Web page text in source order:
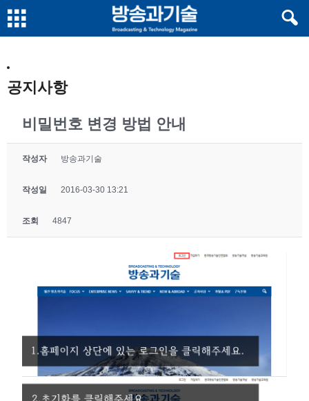
공지사항
비밀번호 변경 방법 안내
작성자 방송과기술
작성일 2016-03-30 13:21
조회 4847